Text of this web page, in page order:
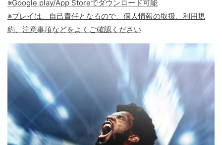
※Google play/App Storeでダウンロード可能
※プレイは、自己責任となるので、個人情報の取扱、利用規
約、注意事項などをよくご確認ください